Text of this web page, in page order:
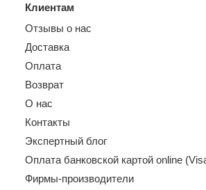
Клиентам
Отзывы о нас
Доставка
Оплата
Возврат
О нас
Контакты
Экспертный блог
Оплата банковской картой online
Фирмы-производители